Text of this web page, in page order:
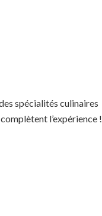
spécialités culinaires
l’expérience !